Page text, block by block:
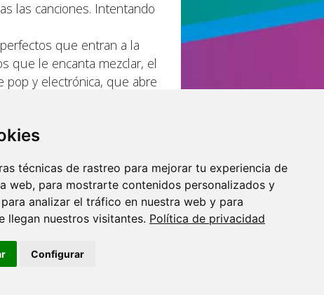
técnicas de rastreo para mejorar tu experiencia de
web, para mostrarte contenidos personalizados y
analizar el tráfico en nuestra web y para
llegan nuestros visitantes. Política de privacidad
Configurar
las canciones. Intentando
que entran a la
que le encanta mezclar, el
pop y electrónica, que abre
con una estructura más
por: